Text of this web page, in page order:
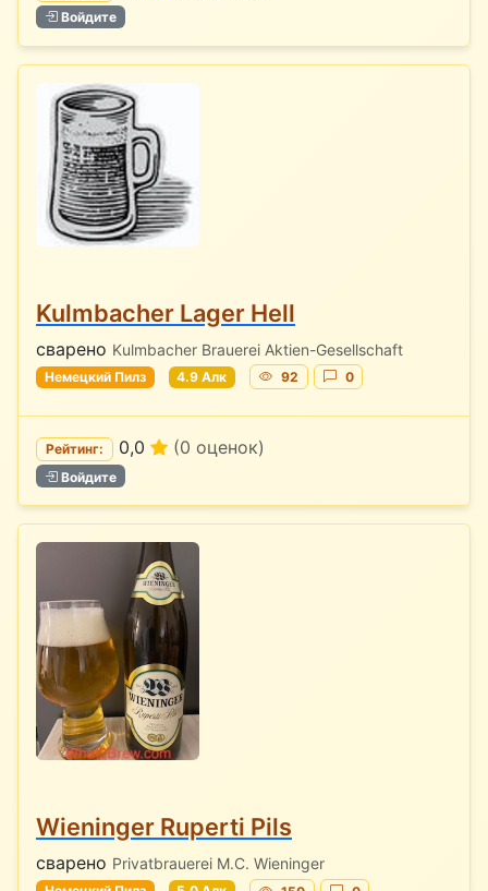
Войдите
Kulmbacher Lager Hell
сварено Kulmbacher Brauerei Aktien-Gesellschaft
Немецкий Пилз 4.9 Алк 92 0
Рейтинг: 0,0 (0 оценок)
Войдите
Wieninger Ruperti Pils
сварено Privatbrauerei M.C. Wieninger